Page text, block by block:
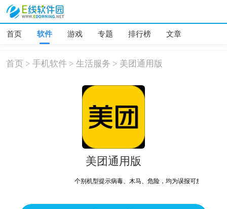
首页 软件 游戏 专题 排行榜 文章
首页 >手机软件 >生活服务 > 美团通用版
美团通用版
个别机型提示病毒、木马、危险，均为误报可放心下载